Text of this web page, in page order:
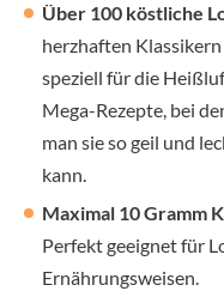
Über 100 köstliche
herzhaften
speziell für die
Mega-Rezepte, bei
man sie so geil und
kann.
Maximal 10 Gramm
Perfekt geeignet für
Ernährungsweisen.